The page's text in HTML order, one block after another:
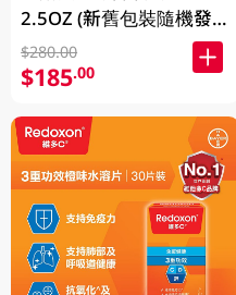
2.5OZ (新舊包裝隨機發
放)
$280.00
$185.00